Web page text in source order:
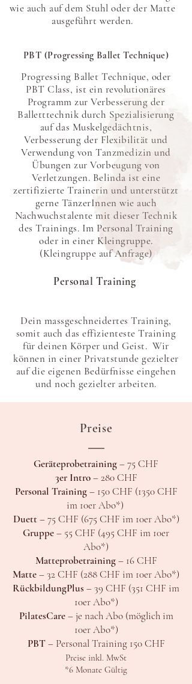
wie auch auf dem Stuhl oder der Matte
ausgeführt werden.
PBT (Progressing Ballet Technique)
Progressing Ballet Technique, oder
PBT Class, ist ein revolutionäres
Programm zur Verbesserung der
Balletttechnik durch Spezialisierung
auf das Muskelgedächtnis,
Verbesserung der Flexibilität und
Verwendung von Tanzmedizin und
Übungen zur Vorbeugung von
Verletzungen. Belinda ist eine
zertifizierte Trainerin und unterstützt
gerne TänzerInnen wie auch
Nachwuchstalente mit dieser Technik
des Trainings. Im Personal Training
oder in einer Kleingruppe.
(Kleingruppe auf Anfrage)
Personal Training
Dein massgeschneidertes Training,
somit auch das effizienteste Training
für deinen Körper und Geist. Wir
können in einer Privatstunde gezielter
auf die eigenen Bedürfnisse eingehen
und noch gezielter arbeiten.
Preise
Geräteprobetraining– 75 CHF
3er Intro– 280 CHF
Personal Training– 150 CHF (1350 CHF
im 10er Abo*)
Duett– 75 CHF (675 CHF im 10er Abo*)
Gruppe– 55 CHF (495 CHF im 10er
Abo*)
Matteprobetraining– 16 CHF
Matte– 32 CHF (288 CHF im 10er Abo*)
RückbildungPlus – 39 CHF (351 CHF im
10er Abo*)
PilatesCare– je nach Abo (möglich im
10er Abo*)
PBT– Personal Training 150 CHF
Preise inkl. MwSt
*6 Monate Gültig